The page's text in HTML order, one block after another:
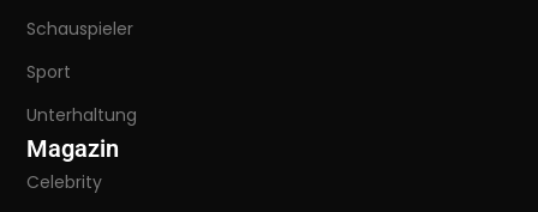
Schauspieler
Sport
Unterhaltung
Magazin
Celebrity